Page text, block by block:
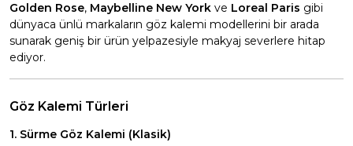
Golden Rose, Maybelline New York ve Loreal Paris gibi
dünyaca ünlü markaların göz kalemi modellerini bir arada
sunarak geniş bir ürün yelpazesiyle makyaj severlere hitap
ediyor.
Göz Kalemi Türleri
1. Sürme Göz Kalemi (Klasik)